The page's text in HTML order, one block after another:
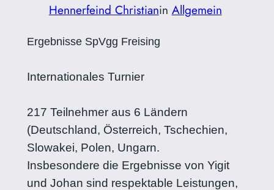
Hennerfeind Christianin Allgemein
Ergebnisse SpVgg Freising
Internationales Turnier
217 Teilnehmer aus 6 Ländern
(Deutschland, Österreich, Tschechien,
Slowakei, Polen, Ungarn.
Insbesondere die Ergebnisse von Yigit
und Johan sind respektable Leistungen,